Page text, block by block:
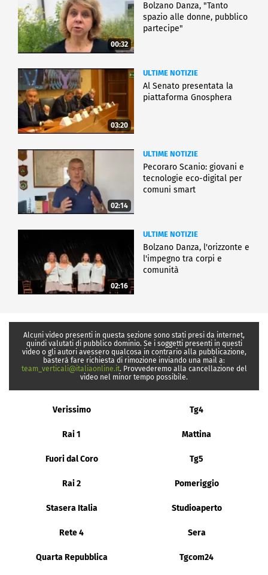
00:32
Bolzano Danza, "Tanto
spazio alle donne, pubblico
partecipe"
03:20
ULTIME NOTIZIE
Al Senato presentata la
piattaforma Gnosphera
02:14
ULTIME NOTIZIE
Pecoraro Scanio: giovani e
tecnologie eco-digital per
comuni smart
02:16
ULTIME NOTIZIE
Bolzano Danza, l'orizzonte e
l'impegno tra corpi e
comunità
Alcuni video presenti in questa sezione sono stati presi da internet,
quindi valutati di pubblico dominio. Se i soggetti presenti in questi
video o gli autori avessero qualcosa in contrario alla pubblicazione,
basterà fare richiesta di rimozione inviando una mail a:
team_verticali@italiaonline.it. Provvederemo alla cancellazione del
video nel minor tempo possibile.
Verissimo Tg4
Rai 1 Mattina
Fuori dal Coro Tg5
Rai 2 Pomeriggio
Stasera Italia Studioaperto
Rete 4 Sera
Quarta Repubblica Tgcom24